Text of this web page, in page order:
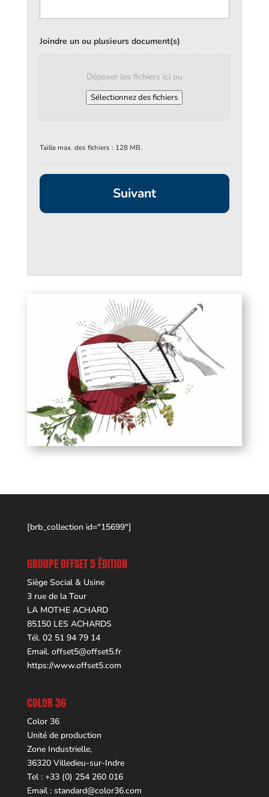
Joindre un ou plusieurs document(s)
Déposer les fichiers ici ou
Sélectionnez des fichiers
Taille max. des fichiers : 128 MB.
[brb_collection id="15699"]
GROUPE OFFSET 5 ÉDITION
Siège Social & Usine
3 rue de la Tour
LA MOTHE ACHARD
85150 LES ACHARDS
Tél. 02 51 94 79 14
Email. offset5@offset5.fr
https://www.offset5.com
COLOR 36
Color 36
Unité de production
Zone Industrielle,
36320 Villedieu-sur-Indre
Tel : +33 (0) 254 260 016
Email : standard@color36.com